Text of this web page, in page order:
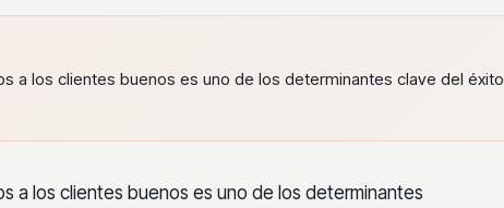
a los clientes buenos es uno de los determinantes clave del éxito
a los clientes buenos es uno de los determinantes